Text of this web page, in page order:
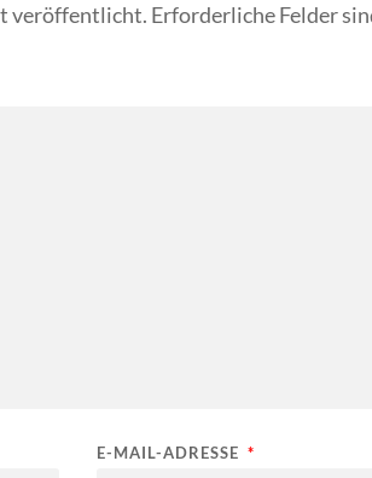
veröffentlicht. Erforderliche Felder
E-MAIL-ADRESSE *